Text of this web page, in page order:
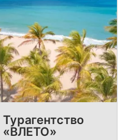
Турагентство
«ВЛЕТО»